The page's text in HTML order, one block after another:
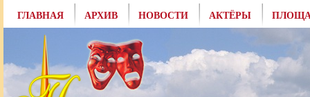
ГЛАВНАЯ АРХИВ НОВОСТИ АКТЁРЫ